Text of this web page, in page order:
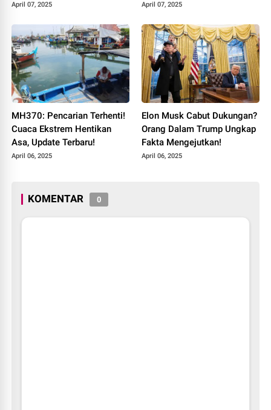
April 07, 2025 April 07, 2025
MH370: Pencarian Terhenti!
Cuaca Ekstrem Hentikan
Asa, Update Terbaru!
April 06, 2025
Elon Musk Cabut Dukungan?
Orang Dalam Trump Ungkap
Fakta Mengejutkan!
April 06, 2025
KOMENTAR 0